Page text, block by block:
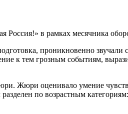
в рамках месячника
проникновенно
к тем грозным событиям,
Жюри оценивало умение
по возрастным